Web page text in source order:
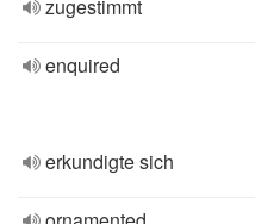
zugestimmt
enquired
erkundigte sich